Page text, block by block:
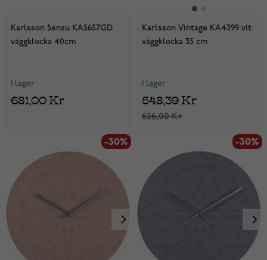
Karlsson Sensu KA5657GD
väggklocka 40cm
I lager
681,00 Kr
Karlsson Vintage KA4399 vit
väggklocka 35 cm
I lager
626,00 Kr
548,39 Kr
-30% -30%